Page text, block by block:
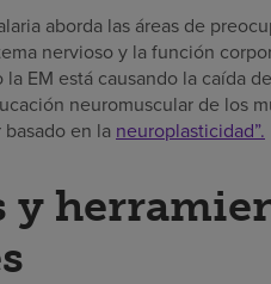
aborda las áreas de
nervioso y la función
la EM está causando la caída
neuromuscular de los
en la neuroplasticidad”.
y